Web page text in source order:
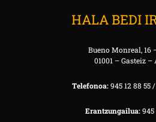
HALA BEDI
Bueno Monreal, 16
01001 – Gasteiz –
Telefonoa:945 12 88 55 /
Erantzungailua:945